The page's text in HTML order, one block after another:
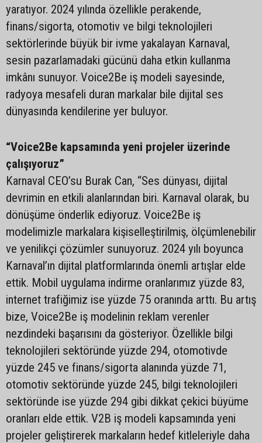
yaratıyor. 2024 yılında özellikle perakende,
finans/sigorta, otomotiv ve bilgi teknolojileri
sektörlerinde büyük bir ivme yakalayan Karnaval,
sesin pazarlamadaki gücünü daha etkin kullanma
imkânı sunuyor. Voice2Be iş modeli sayesinde,
radyoya mesafeli duran markalar bile dijital ses
dünyasında kendilerine yer buluyor.
“Voice2Be kapsamında yeni projeler üzerinde
çalışıyoruz”
Karnaval CEO’su Burak Can, “Ses dünyası, dijital
devrimin en etkili alanlarından biri. Karnaval olarak, bu
dönüşüme önderlik ediyoruz. Voice2Be iş
modelimizle markalara kişiselleştirilmiş, ölçümlenebilir
ve yenilikçi çözümler sunuyoruz. 2024 yılı boyunca
Karnaval’ın dijital platformlarında önemli artışlar elde
ettik. Mobil uygulama indirme oranlarımız yüzde 83,
internet trafiğimiz ise yüzde 75 oranında arttı. Bu artış
bize, Voice2Be iş modelinin reklam verenler
nezdindeki başarısını da gösteriyor. Özellikle bilgi
teknolojileri sektöründe yüzde 294, otomotivde
yüzde 245 ve finans/sigorta alanında yüzde 71,
otomotiv sektöründe yüzde 245, bilgi teknolojileri
sektöründe ise yüzde 294 gibi dikkat çekici büyüme
oranları elde ettik. V2B iş modeli kapsamında yeni
projeler geliştirerek markaların hedef kitleleriyle daha